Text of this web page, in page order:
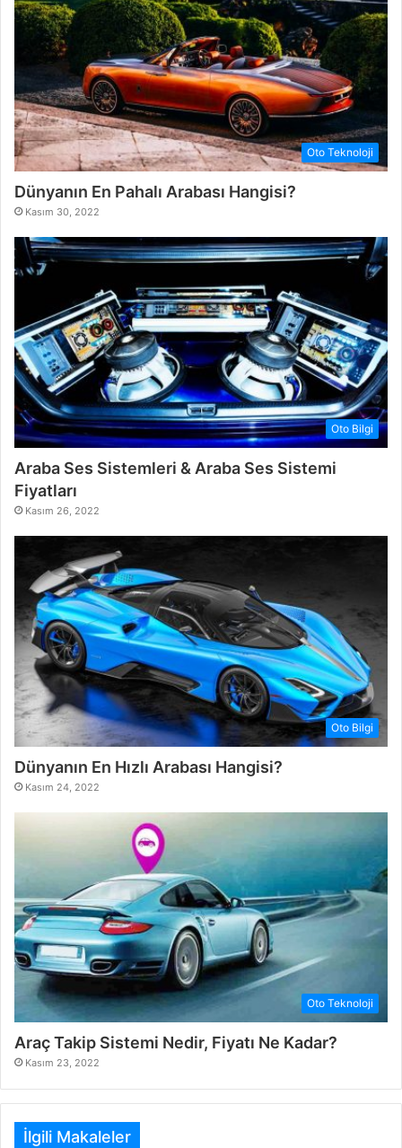
Oto Teknoloji
Dünyanın En Pahalı Arabası Hangisi?
Kasım 30, 2022
Oto Bilgi
Araba Ses Sistemleri & Araba Ses Sistemi
Fiyatları
Kasım 26, 2022
Oto Bilgi
Dünyanın En Hızlı Arabası Hangisi?
Kasım 24, 2022
Oto Teknoloji
Araç Takip Sistemi Nedir, Fiyatı Ne Kadar?
Kasım 23, 2022
İlgili Makaleler